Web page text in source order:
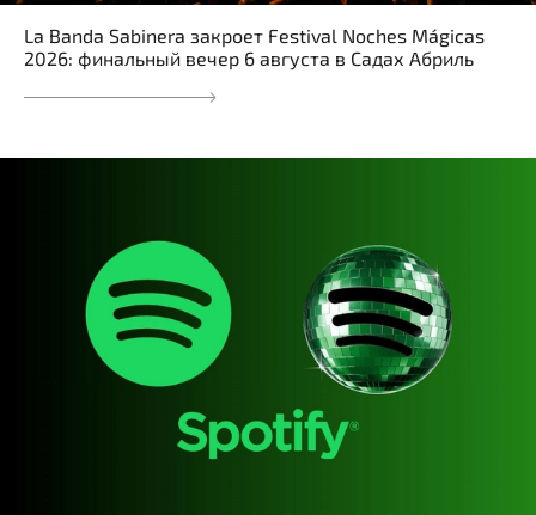
La Banda Sabinera закроет Festival Noches Mágicas
2026: финальный вечер 6 августа в Садах Абриль